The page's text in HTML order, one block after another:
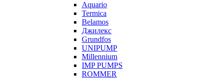
Aquario
Termica
Belamos
Джилекс
Grundfos
UNIPUMP
Millennium
IMP PUMPS
ROMMER